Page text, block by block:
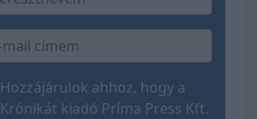
Hozzájárulok ahhoz, hogy a
Krónikát kiadó Príma Press Kft.